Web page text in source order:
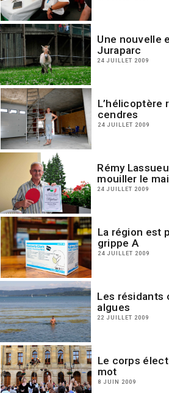
Une nouvelle
Juraparc
24 JUILLET 2009
L’hélicoptère
cendres
24 JUILLET 2009
Rémy
mouiller le
24 JUILLET 2009
La région est
grippe A
24 JUILLET 2009
Les résidants
algues
22 JUILLET 2009
Le corps
mot
8 JUIN 2009